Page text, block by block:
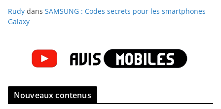
Rudy dans SAMSUNG : Codes secrets pour les smartphones
Galaxy
Nouveaux contenus